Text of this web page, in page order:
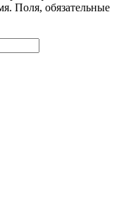
Поля, обязательные